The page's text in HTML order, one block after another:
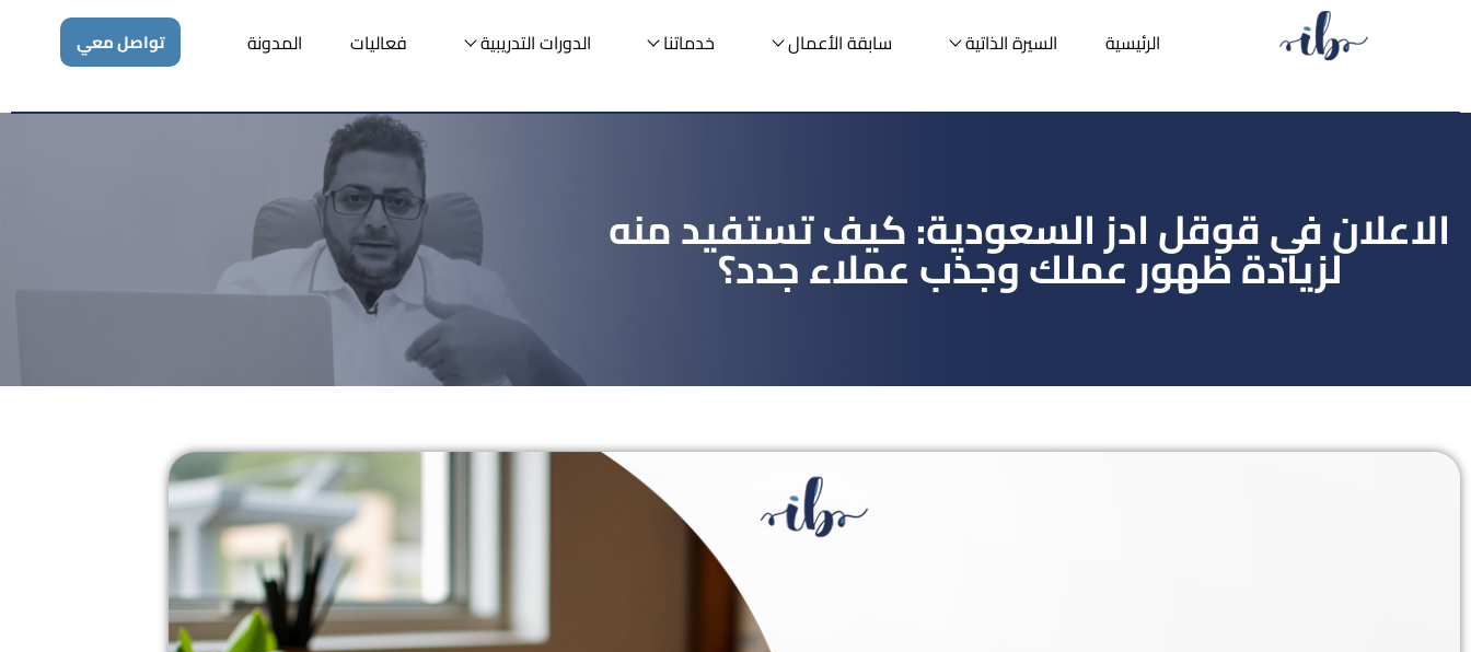
الرئيسية السيرة الذاتية سابقة الأعمال خدماتنا الدورات التدريبية فعاليات المدونة تواصل معي
الاعلان في قوقل ادز السعودية: كيف تستفيد منه
لزيادة ظهور عملك وجذب عملاء جدد؟